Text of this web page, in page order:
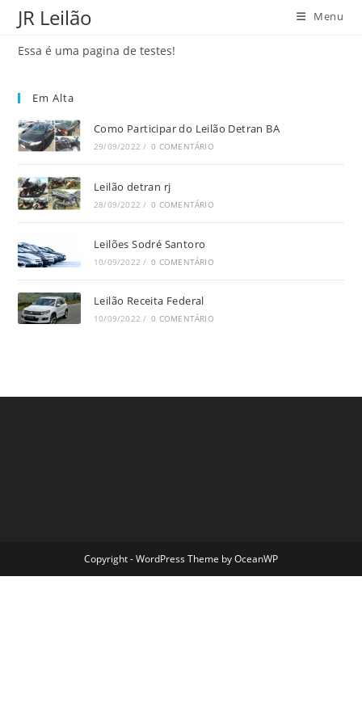
paraJR Leilão Menu
Essa é uma pagina de testes!
Em Alta
Como Participar do Leilão Detran BA
29/09/2022 / 0 COMENTÁRIO
Leilão detran rj
28/09/2022 / 0 COMENTÁRIO
Leilões Sodré Santoro
10/09/2022 / 0 COMENTÁRIO
Leilão Receita Federal
10/09/2022 / 0 COMENTÁRIO
Copyright - WordPress Theme by OceanWP